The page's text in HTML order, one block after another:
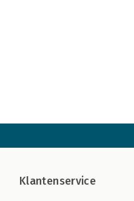
Klantenservice